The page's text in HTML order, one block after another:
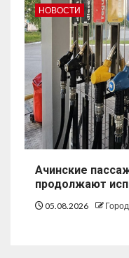
НОВОСТИ
Ачинские
продолжают
05.08.2026